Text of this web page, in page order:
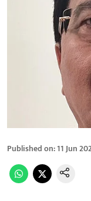
Published on:11 Jun